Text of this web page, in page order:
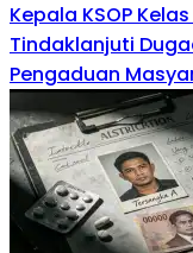
Kepala KSOP
Tindaklanjuti
Pengaduan